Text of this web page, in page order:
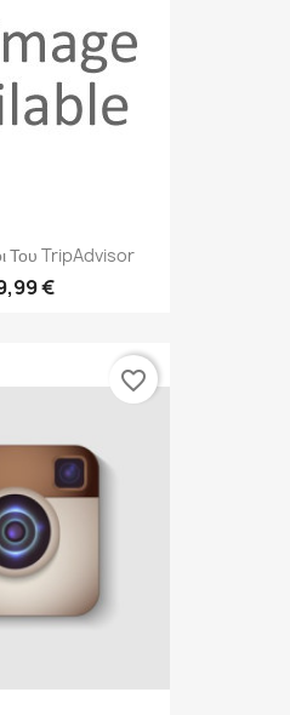
Του TripAdvisor
€
favorite_border